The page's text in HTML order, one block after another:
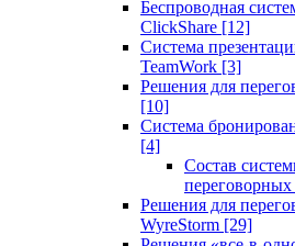
Беспроводная
ClickShare [12]
Система
TeamWork [3]
Решения для
[10]
Система
[4]
Состав
переговорных
Решения для
WyreStorm [29]